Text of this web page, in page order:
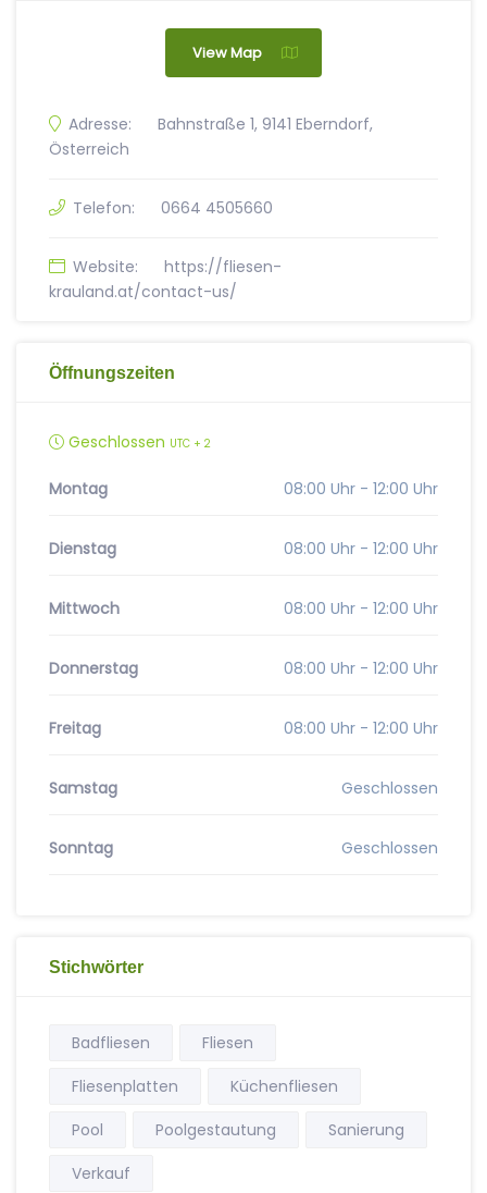
View Map
Adresse:
Bahnstraße 1, 9141 Eberndorf,
Österreich
Telefon: 0664 4505660
Website:
https://fliesen-
krauland.at/contact-us/
Öffnungszeiten
Geschlossen UTC + 2
Montag 08:00 Uhr - 12:00 Uhr
Dienstag 08:00 Uhr - 12:00 Uhr
Mittwoch 08:00 Uhr - 12:00 Uhr
Donnerstag 08:00 Uhr - 12:00 Uhr
Freitag 08:00 Uhr - 12:00 Uhr
Samstag Geschlossen
Sonntag Geschlossen
Stichwörter
Badfliesen
Fliesen
Fliesenplatten
Küchenfliesen
Pool
Poolgestautung
Sanierung
Verkauf